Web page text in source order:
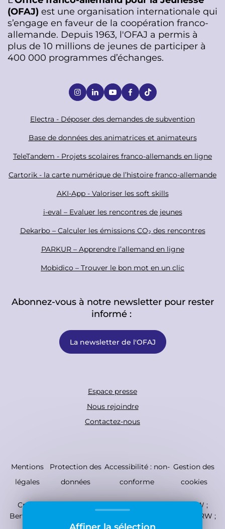
Affiner la sélection
(OFAJ) est une organisation internationale qui
s’engage en faveur de la coopération franco-
allemande. Depuis 1963, l'OFAJ a permis à
plus de 10 millions de jeunes de participer à
400 000 programmes d’échanges.
ao
e
Electra - Déposer des demandes de subvention
Base de données des animatrices et animateurs
TeleTandem - Projets scolaires franco-allemands en ligne
Cartorik - la carte numérique de l’histoire franco-allemande
AKI-App - Valoriser les soft skills
i-eval – Evaluer les rencontres de jeunes
Dekarbo – Calculer les émissions CO₂ des rencontres
PARKUR – Apprendre l’allemand en ligne
Mobidico – Trouver le bon mot en un clic
Abonnez-vous à notre newsletter pour rester
informé :
La newsletter de l'OFAJ
r
B
t
Espace presse
Nous rejoindre
Contactez-nous
C
y
Mentions
légales
Protection des
données
Accessibilité : non-
conforme
Gestion des
cookies
Crédits photo : © EAO ; Emma Derancy ; OFAJ/DFJW ;
Berthold Marten ; UTC ; Photo : Jeunesses Musicales NRW ;
IGP-Archives